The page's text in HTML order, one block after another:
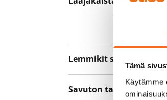
Tämä
Käytämme
Lemmikit sallittu
Savuton talo